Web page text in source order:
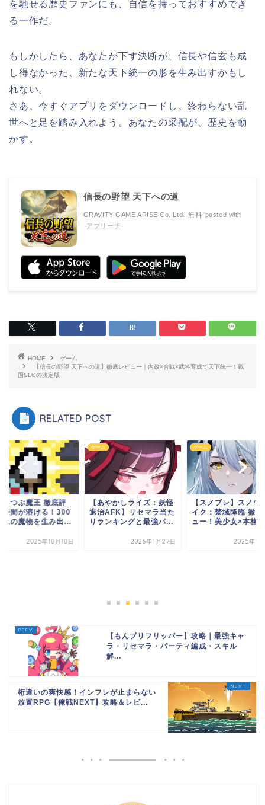
を馳せる歴史ファンにも、自信を持っておすすめでき
る一作だ。
もしかしたら、あなたが下す決断が、信長や信玄も成
し得なかった、新たな天下統一の形を生み出すかもし
れない。
さあ、今すぐアプリをダウンロードし、終わらない乱
世へと足を踏み入れよう。あなたの采配が、歴史を動
かす。
信長の野望 天下への道
GRAVITY GAME ARISE Co.,Ltd. 無料 posted with
アプリーチ
HOME
ゲーム
【信長の野望 天下への道】徹底レビュー｜内政×合戦×武将育成で天下統一！戦
国SLGの決定版
RELATED POST
まつぶ魔王 徹底評
時間が溶ける！300
上の魔物を生み出...
2025年10月10日
ゲーム
【あやかしライズ：妖怪
退治AFK】リセマラ当た
りランキングと最強パ...
2026年1月27日
ゲーム
【スノブレ】スノウ
イク：禁域降臨 徹底
ュー！美少女×本格
2025年10
【もんプリフリッパー】攻略｜最強キャ
ラ・リセマラ・パーティ編成・スキル
解...
桁違いの爽快感！インフレが止まらない
放置RPG【俺戦NEXT】攻略＆レビ...